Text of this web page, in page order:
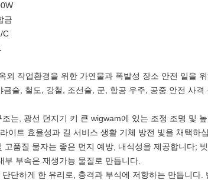
금
C
외 작업환경을 위한 가연물과 폭발성 장소 안전 일을
술, 철도, 강철, 조선술, 군, 항공 우주, 공중 안전 사격
조는, 광선 던지기 키 큰 wigwam에 있는 조정 조명 및
이트 효율성과 길 서비스 생활 기체 방전 빛을 채택하
고품질 물자는 좋은 먼지 예방, 내식성을 제공합니다;
부 부속은 재생가능 물질로 만듭니다.
단단하게 한 유리로, 충격과 부식에 저항하는 만듭니